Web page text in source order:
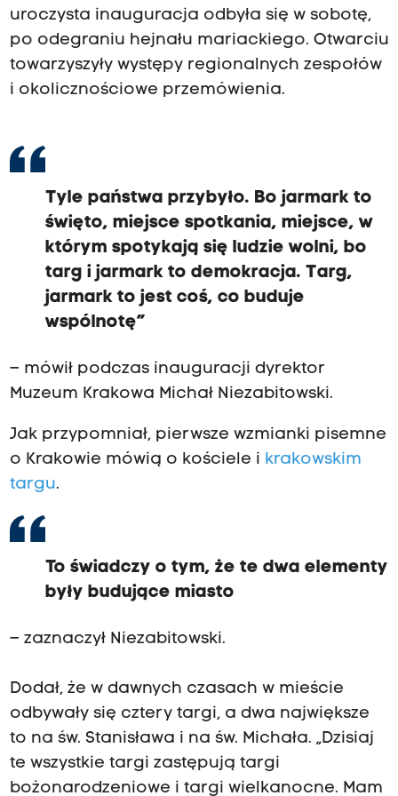
uroczysta inauguracja odbyła się w sobotę,
po odegraniu hejnału mariackiego. Otwarciu
towarzyszyły występy regionalnych zespołów
i okolicznościowe przemówienia.
Tyle państwa przybyło. Bo jarmark to
święto, miejsce spotkania, miejsce, w
którym spotykają się ludzie wolni, bo
targ i jarmark to demokracja. Targ,
jarmark to jest coś, co buduje
wspólnotę”
– mówił podczas inauguracji dyrektor
Muzeum Krakowa Michał Niezabitowski.
Jak przypomniał, pierwsze wzmianki pisemne
o Krakowie mówią o kościele i krakowskim
targu.
To świadczy o tym, że te dwa elementy
były budujące miasto
– zaznaczył Niezabitowski.
Dodał, że w dawnych czasach w mieście
odbywały się cztery targi, a dwa największe
to na św. Stanisława i na św. Michała. „Dzisiaj
te wszystkie targi zastępują targi
bożonarodzeniowe i targi wielkanocne. Mam
s
c
y
p
k
t
n
y
z
ł
a
y
g
r
z